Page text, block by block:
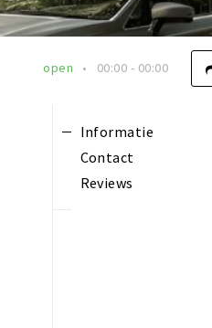
open 00:00 - 00:00
Informatie
Contact
Reviews